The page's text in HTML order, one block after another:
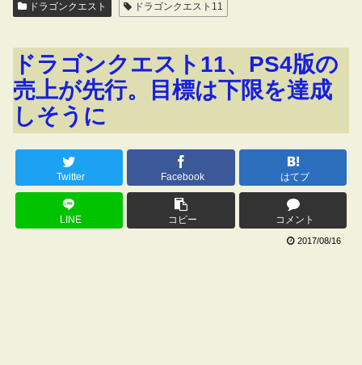
ドラゴンクエスト ドラゴンクエスト11
ドラゴンクエスト11、PS4版の
売上が先行。目標は下限を達成
しそうに
Twitter Facebook はてブ
LINE コピー コメント
2017/08/16